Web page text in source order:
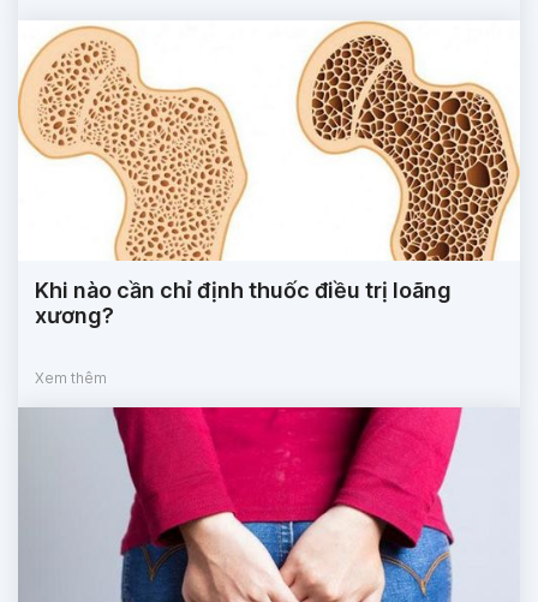
Khi nào cần chỉ định thuốc điều trị loãng
xương?
Xem thêm